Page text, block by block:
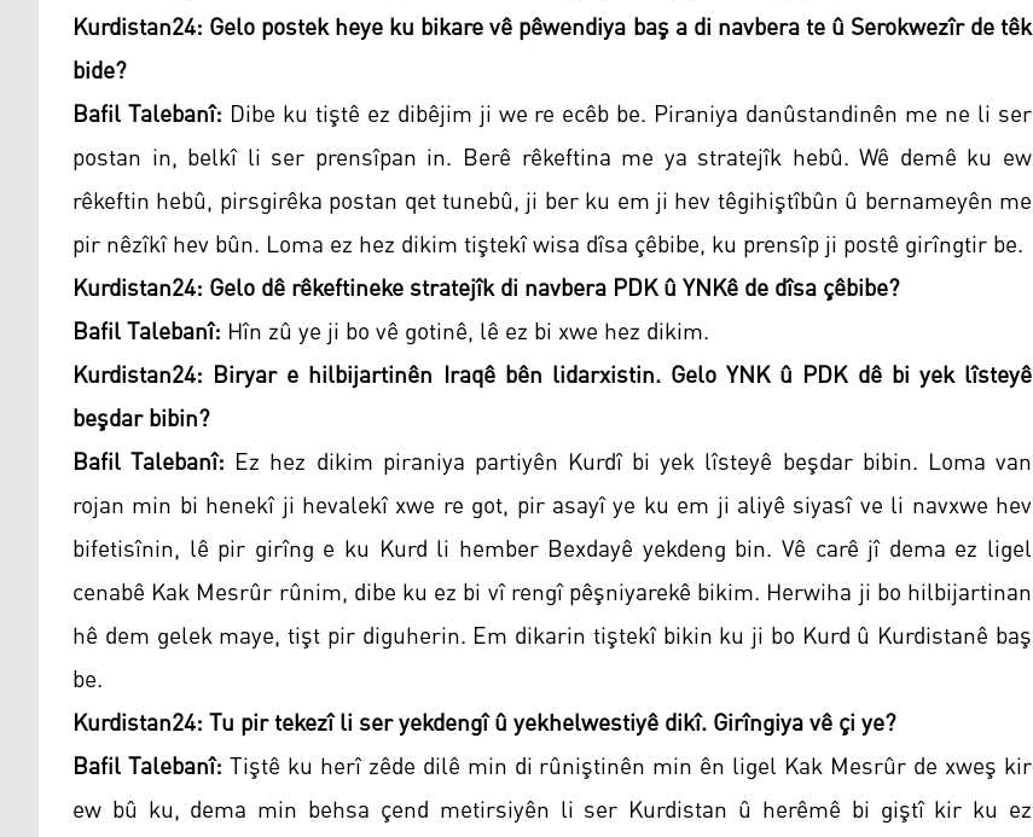
Kurdistan24: Gelo postek heye ku bikare vê pêwendiya baş a di navbera te û Serokwezîr de têk
bide?
Bafil Talebanî: Dibe ku tiştê ez dibêjim ji we re ecêb be. Piraniya danûstandinên me ne li ser
postan in, belkî li ser prensîpan in. Berê rêkeftina me ya stratejîk hebû. Wê demê ku ew
rêkeftin hebû, pirsgirêka postan qet tunebû, ji ber ku em ji hev têgihiştîbûn û bernameyên me
pir nêzîkî hev bûn. Loma ez hez dikim tiştekî wisa dîsa çêbibe, ku prensîp ji postê girîngtir be.
Kurdistan24: Gelo dê rêkeftineke stratejîk di navbera PDK û YNKê de dîsa çêbibe?
Bafil Talebanî: Hîn zû ye ji bo vê gotinê, lê ez bi xwe hez dikim.
Kurdistan24: Biryar e hilbijartinên Iraqê bên lidarxistin. Gelo YNK û PDK dê bi yek lîsteyê
beşdar bibin?
Bafil Talebanî: Ez hez dikim piraniya partiyên Kurdî bi yek lîsteyê beşdar bibin. Loma van
rojan min bi henekî ji hevalekî xwe re got, pir asayî ye ku em ji aliyê siyasî ve li navxwe hev
bifetisînin, lê pir girîng e ku Kurd li hember Bexdayê yekdeng bin. Vê carê jî dema ez ligel
cenabê Kak Mesrûr rûnim, dibe ku ez bi vî rengî pêşniyarekê bikim. Herwiha ji bo hilbijartinan
hê dem gelek maye, tişt pir diguherin. Em dikarin tiştekî bikin ku ji bo Kurd û Kurdistanê baş
be.
Kurdistan24: Tu pir tekezî li ser yekdengî û yekhelwestiyê dikî. Girîngiya vê çi ye?
Bafil Talebanî:Tiştê ku herî zêde dilê min di rûniştinên min ên ligel Kak Mesrûr de xweş kir
ew bû ku, dema min behsa çend metirsiyên li ser Kurdistan û herêmê bi giştî kir ku ez